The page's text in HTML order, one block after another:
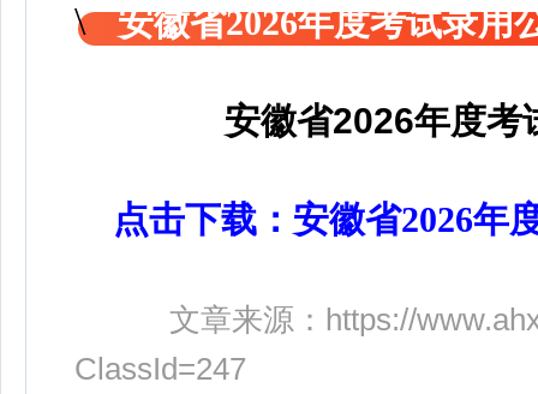
安徽省2026年度考试录用
安徽省2026年度考
点击下载：安徽省2026年
文章来源： https://
ClassId=247